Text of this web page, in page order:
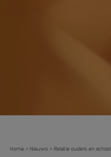
Home > Nieuws > Relatie ouders en school